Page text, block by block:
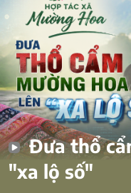
Đưa thổ
"xa lộ số"